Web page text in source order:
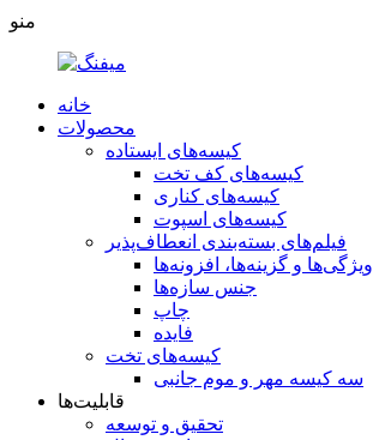
منو
خانه
محصولات
کیسه‌های ایستاده
کیسه‌های کف تخت
کیسه‌های کناری
کیسه‌های اسپوت
فیلم‌های بسته‌بندی انعطاف‌پذیر
ویژگی‌ها و گزینه‌ها، افزونه‌ها
جنس سازه‌ها
چاپ
فایده
کیسه‌های تخت
سه کیسه مهر و موم جانبی
قابلیت‌ها
تحقیق و توسعه